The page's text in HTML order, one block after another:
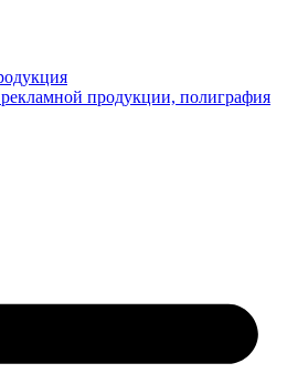
продукции, полиграфия